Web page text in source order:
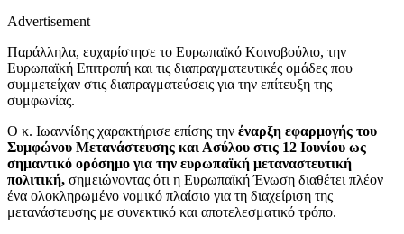
Advertisement
Παράλληλα, ευχαρίστησε το Ευρωπαϊκό Κοινοβούλιο, την
Ευρωπαϊκή Επιτροπή και τις διαπραγματευτικές ομάδες που
συμμετείχαν στις διαπραγματεύσεις για την επίτευξη της
συμφωνίας.
Ο κ. Ιωαννίδης χαρακτήρισε επίσης την έναρξη εφαρμογής του
Συμφώνου Μετανάστευσης και Ασύλου στις 12 Ιουνίου ως
σημαντικό ορόσημο για την ευρωπαϊκή μεταναστευτική
πολιτική, σημειώνοντας ότι η Ευρωπαϊκή Ένωση διαθέτει πλέον
ένα ολοκληρωμένο νομικό πλαίσιο για τη διαχείριση της
μετανάστευσης με συνεκτικό και αποτελεσματικό τρόπο.